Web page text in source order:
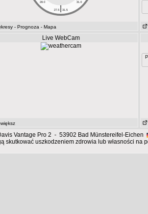
28.0 31.0
|
27.5 31.5
- Prognoza - Mapa
Live WebCam
Vantage Pro 2 - 53902 Bad Münstereifel-Eichen
skutkować uszkodzeniem zdrowia lub własności na